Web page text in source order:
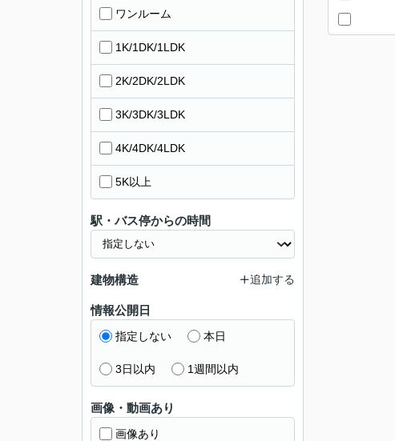
ワンルーム
1K/1DK/1LDK
2K/2DK/2LDK
3K/3DK/3LDK
4K/4DK/4LDK
5K以上
駅・バス停からの時間
建物構造 追加する
情報公開日
指定しない 本日
3日以内 1週間以内
画像・動画あり
画像あり